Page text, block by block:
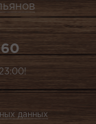
данных